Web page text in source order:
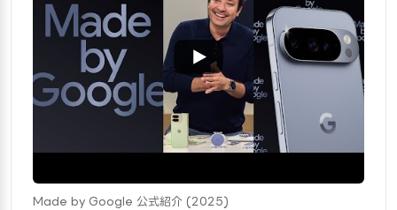
Made by Google 公式紹介 (2025)